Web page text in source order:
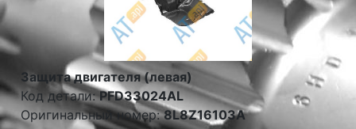
Защита двигателя (левая)
Код детали:PFD33024AL
Оригинальный номер:8L8Z16103A